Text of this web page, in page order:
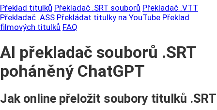
Překlad titulků Překladač .SRT souborů Překladač .VTT
Překladač .ASS Překládat titulky na YouTube Překlad
filmových titulků FAQ
AI překladač souborů .SRT
poháněný ChatGPT
Jak online přeložit soubory titulků .SRT